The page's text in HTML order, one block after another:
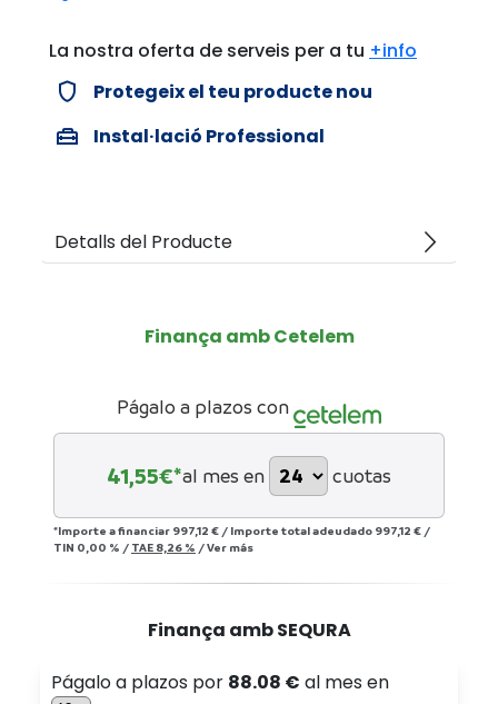
La nostra oferta de serveis per a tu +info
verified_user Protegeix el teu producte nou
home_repair_service Instal·lació Professional
Detalls del Producte arrow_forward_ios
Finança amb Cetelem
Págalo a plazos con
41,55€*al mes en cuotas
*Importe a financiar 997,12 € / Importe total adeudado 997,12 € /
TIN 0,00 % / TAE 8,26 % /Ver más
Finança amb SEQURA